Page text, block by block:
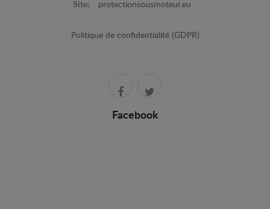
Site: protectionsousmoteur.eu
Politique de confidentialité (GDPR)
Facebook